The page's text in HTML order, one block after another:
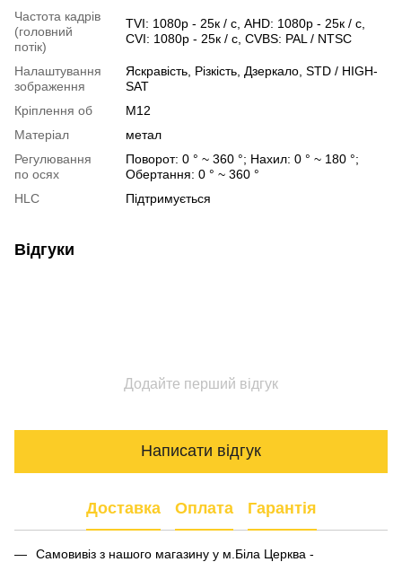
Частота кадрів
(головний
потік)
TVI: 1080p - 25к / с, AHD: 1080p - 25к / с,
CVI: 1080p - 25к / с, CVBS: PAL / NTSC
Налаштування
зображення
Яскравість, Різкість, Дзеркало, STD / HIGH-
SAT
Кріплення об
М12
Матеріал
метал
Регулювання
по осях
Поворот: 0 ° ~ 360 °; Нахил: 0 ° ~ 180 °;
Обертання: 0 ° ~ 360 °
HLC
Підтримується
Відгуки
Додайте перший відгук
Написати відгук
Доставка Оплата Гарантія
Самовивіз з нашого магазину у м.Біла Церква -